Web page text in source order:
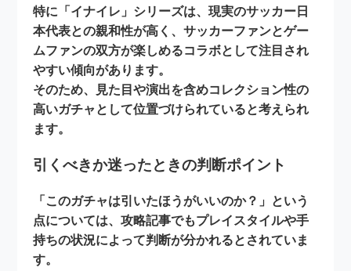
特に「イナイレ」シリーズは、現実のサッカー日
本代表との親和性が高く、サッカーファンとゲー
ムファンの双方が楽しめるコラボとして注目され
やすい傾向があります。
そのため、見た目や演出を含めコレクション性の
高いガチャ として位置づけられていると考えられ
ます。
引くべきか迷ったときの判断ポイント
「このガチャは引いたほうがいいのか？」という
点については、攻略記事でもプレイスタイルや手
持ちの状況によって判断が分かれるとされていま
す。